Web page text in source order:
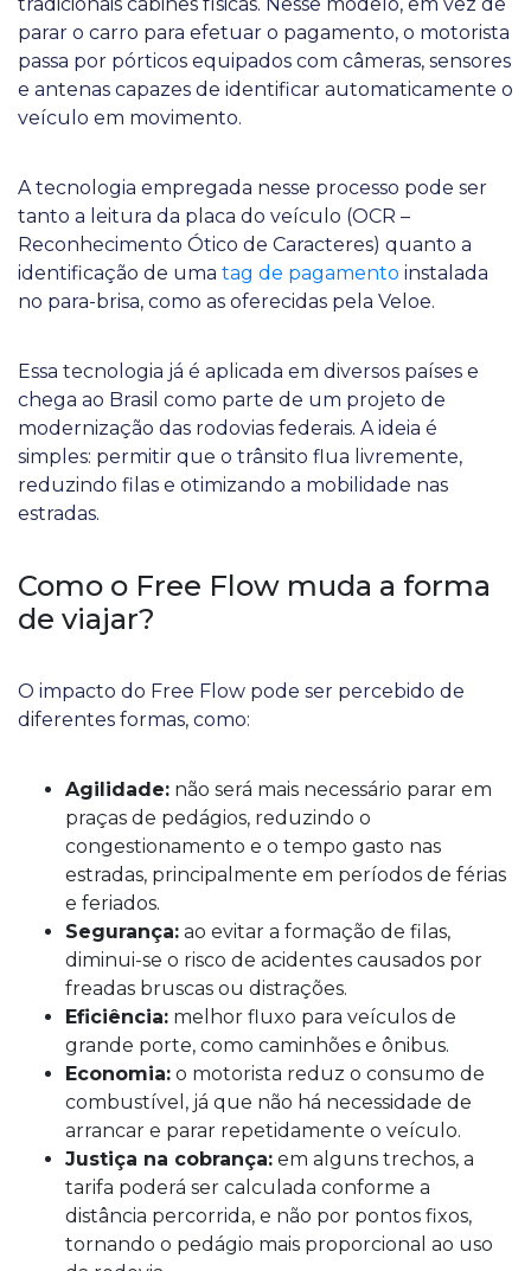
parar o carro para efetuar o pagamento, o motorista
passa por pórticos equipados com câmeras, sensores
e antenas capazes de identificar automaticamente o
veículo em movimento.
A tecnologia empregada nesse processo pode ser
tanto a leitura da placa do veículo (OCR –
Reconhecimento Ótico de Caracteres) quanto a
identificação de uma tag de pagamento instalada
no para-brisa, como as oferecidas pela Veloe.
Essa tecnologia já é aplicada em diversos países e
chega ao Brasil como parte de um projeto de
modernização das rodovias federais. A ideia é
simples: permitir que o trânsito flua livremente,
reduzindo filas e otimizando a mobilidade nas
estradas.
Como o Free Flow muda a forma
de viajar?
O impacto do Free Flow pode ser percebido de
diferentes formas, como:
Agilidade: não será mais necessário parar em
praças de pedágios, reduzindo o
congestionamento e o tempo gasto nas
estradas, principalmente em períodos de férias
e feriados.
Segurança: ao evitar a formação de filas,
diminui-se o risco de acidentes causados por
freadas bruscas ou distrações.
Eficiência: melhor fluxo para veículos de
grande porte, como caminhões e ônibus.
Economia: o motorista reduz o consumo de
combustível, já que não há necessidade de
arrancar e parar repetidamente o veículo.
Justiça na cobrança: em alguns trechos, a
tarifa poderá ser calculada conforme a
distância percorrida, e não por pontos fixos,
tornando o pedágio mais proporcional ao uso